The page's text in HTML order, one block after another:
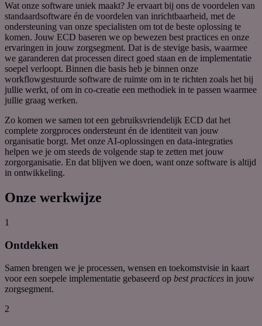
Wat onze software uniek maakt? Je ervaart bij ons de voordelen van
standaardsoftware én de voordelen van inrichtbaarheid, met de
ondersteuning van onze specialisten om tot de beste oplossing te
komen. Jouw ECD baseren we op bewezen best practices en onze
ervaringen in jouw zorgsegment. Dat is de stevige basis, waarmee
we garanderen dat processen direct goed staan en de implementatie
soepel verloopt. Binnen die basis heb je binnen onze
workflowgestuurde software de ruimte om in te richten zoals het bij
jullie werkt, of om in co-creatie een methodiek in te passen waarmee
jullie graag werken.
Zo komen we samen tot een gebruiksvriendelijk ECD dat het
complete zorgproces ondersteunt én de identiteit van jouw
organisatie borgt. Met onze AI-oplossingen en data-integraties
helpen we je om steeds de volgende stap te zetten met jouw
zorgorganisatie. En dat blijven we doen, want onze software is altijd
in ontwikkeling.
Onze werkwijze
1
Ontdekken
Samen brengen we je processen, wensen en toekomstvisie in kaart
voor een soepele implementatie gebaseerd op bestpractices in jouw
zorgsegment.
2